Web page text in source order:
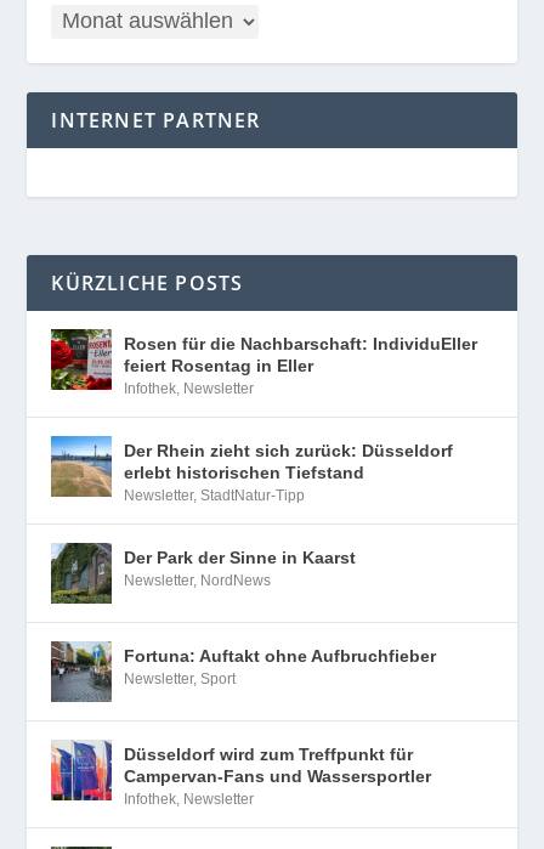
INTERNET PARTNER
KÜRZLICHE POSTS
Rosen für die Nachbarschaft: IndividuEller
feiert Rosentag in Eller
Infothek Newsletter
Der Rhein zieht sich zurück: Düsseldorf
erlebt historischen Tiefstand
Newsletter,StadtNatur-Tipp
Der Park der Sinne in Kaarst
Newsletter, NordNews
Fortuna: Auftakt ohne Aufbruchfieber
Newsletter,Sport
Düsseldorf wird zum Treffpunkt für
Campervan-Fans und Wassersportler
Infothek Newsletter